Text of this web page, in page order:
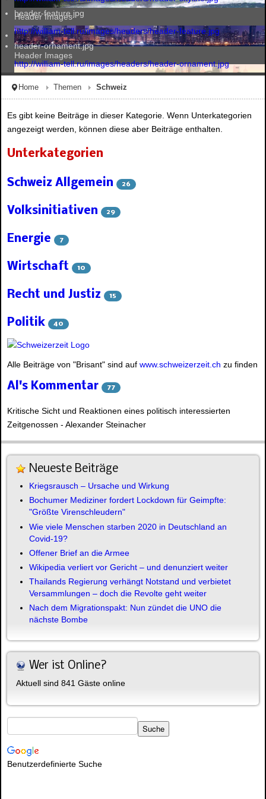
Header Images
Header Images
Header Images
header-feature.jpg
http://william-tell.ru/images/headers/header-feature.jpg
header-ornament.jpg
http://william-tell.ru/images/headers/header-ornament.jpg
Home Themen Schweiz
Es gibt keine Beiträge in dieser Kategorie. Wenn Unterkategorien
angezeigt werden, können diese aber Beiträge enthalten.
Unterkategorien
Schweiz Allgemein 26
Volksinitiativen 29
Energie 7
Wirtschaft 10
Recht und Justiz 15
Politik 40
Alle Beiträge von "Brisant" sind auf www.schweizerzeit.ch zu finden
Al's Kommentar 77
Kritische Sicht und Reaktionen eines politisch interessierten
Zeitgenossen - Alexander Steinacher
Neueste Beiträge
Kriegsrausch – Ursache und Wirkung
Bochumer Mediziner fordert Lockdown für Geimpfte:
"Größte Virenschleudern"
Wie viele Menschen starben 2020 in Deutschland an
Covid-19?
Offener Brief an die Armee
Wikipedia verliert vor Gericht – und denunziert weiter
Thailands Regierung verhängt Notstand und verbietet
Versammlungen – doch die Revolte geht weiter
Nach dem Migrationspakt: Nun zündet die UNO die
nächste Bombe
Wer ist Online?
Aktuell sind 841 Gäste online
Benutzerdefinierte Suche